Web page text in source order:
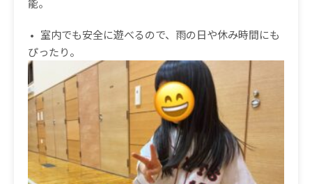
能。
• 室内でも安全に遊べるので、雨の日や休み時間にも
ぴったり。